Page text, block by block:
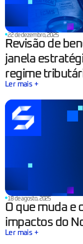
22 de dezembro, 2025
Revisão de
janela
regime
Ler mais +
18 de agosto, 2025
O que muda e
impactos do
Ler mais +